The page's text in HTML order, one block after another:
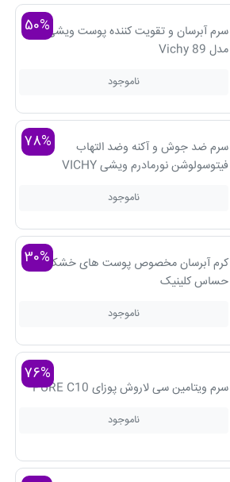
50%
سرم آبرسان و تقویت کننده پوست ویشی اصل
مدل Vichy 89
ناموجود
78%
سرم ضد جوش و آکنه وضد التهاب
فیتوسولوشن نورمادرم ویشی VICHY
ناموجود
30%کرم آبرسان مخصوص پوست های خشک و
حساس کلینیک
ناموجود
76%
سرم ویتامین سی لاروش پوزای PURE C10
ناموجود